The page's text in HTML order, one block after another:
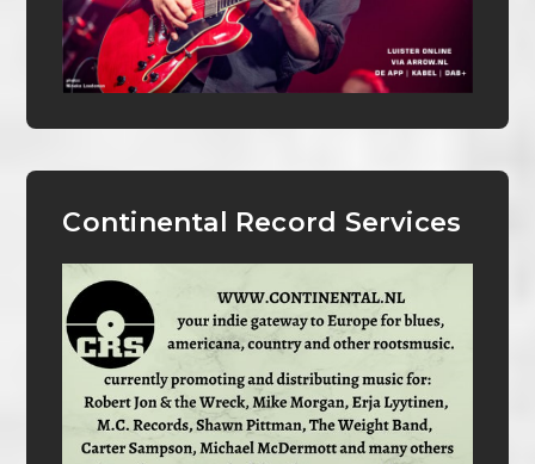
Continental Record Services